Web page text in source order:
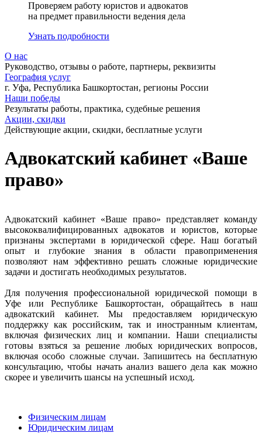
Проверяем работу юристов и адвокатов
на предмет правильности ведения дела
Узнать подробности
О нас
Руководство, отзывы о работе, партнеры, реквизиты
География услуг
г. Уфа, Республика Башкортостан, регионы России
Наши победы
Результаты работы, практика, судебные решения
Акции, скидки
Действующие акции, скидки, бесплатные услуги
Адвокатский кабинет «Ваше
право»
Адвокатский кабинет «Ваше право» представляет команду
высококвалифицированных адвокатов и юристов, которые
признаны экспертами в юридической сфере. Наш богатый
опыт и глубокие знания в области правоприменения
позволяют нам эффективно решать сложные юридические
задачи и достигать необходимых результатов.
Для получения профессиональной юридической помощи в
Уфе или Республике Башкортостан, обращайтесь в наш
адвокатский кабинет. Мы предоставляем юридическую
поддержку как российским, так и иностранным клиентам,
включая физических лиц и компании. Наши специалисты
готовы взяться за решение любых юридических вопросов,
включая особо сложные случаи. Запишитесь на бесплатную
консультацию, чтобы начать анализ вашего дела как можно
скорее и увеличить шансы на успешный исход.
Физическим лицам
Юридическим лицам